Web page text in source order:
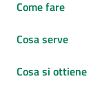
Come fare
Cosa serve
Cosa si ottiene